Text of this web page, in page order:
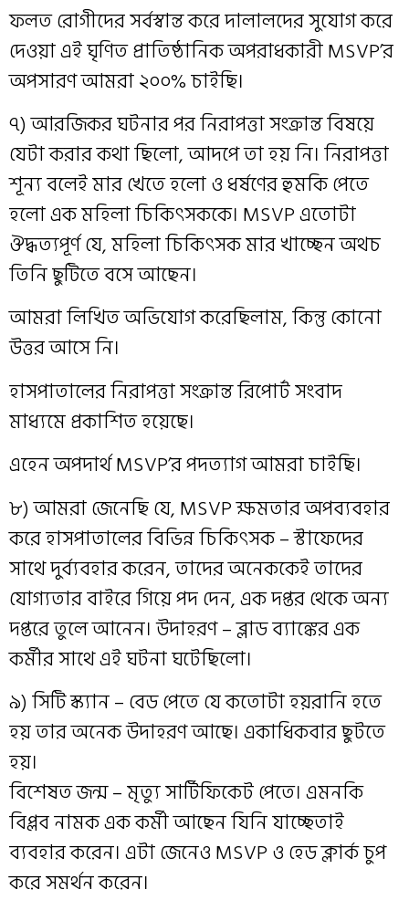
ফলত রোগীদের সর্বস্বান্ত করে দালালদের সুযোগ করে
দেওয়া এই ঘৃণিত প্রাতিষ্ঠানিক অপরাধকারী MSVP’র
অপসারণ আমরা ২০০% চাইছি।
৭) আরজিকর ঘটনার পর নিরাপত্তা সংক্রান্ত বিষয়ে
যেটা করার কথা ছিলো, আদপে তা হয় নি। নিরাপত্তা
শূন্য বলেই মার খেতে হলো ও ধর্ষণের হুমকি পেতে
হলো এক মহিলা চিকিৎসককে। MSVP এতোটা
ঔদ্ধত্যপূর্ণ যে, মহিলা চিকিৎসক মার খাচ্ছেন অথচ
তিনি ছুটিতে বসে আছেন।
আমরা লিখিত অভিযোগ করেছিলাম, কিন্তু কোনো
উত্তর আসে নি।
হাসপাতালের নিরাপত্তা সংক্রান্ত রিপোর্ট সংবাদ
মাধ্যমে প্রকাশিত হয়েছে।
এহেন অপদার্থ MSVP’র পদত্যাগ আমরা চাইছি।
৮) আমরা জেনেছি যে, MSVP ক্ষমতার অপব্যবহার
করে হাসপাতালের বিভিন্ন চিকিৎসক – স্টাফেদের
সাথে দুর্ব্যবহার করেন, তাদের অনেককেই তাদের
যোগ্যতার বাইরে গিয়ে পদ দেন, এক দপ্তর থেকে অন্য
দপ্তরে তুলে আনেন। উদাহরণ – ব্লাড ব্যাঙ্কের এক
কর্মীর সাথে এই ঘটনা ঘটেছিলো।
৯) সিটি স্ক্যান – বেড পেতে যে কতোটা হয়রানি হতে
হয় তার অনেক উদাহরণ আছে। একাধিকবার ছুটতে
হয়।
বিশেষত জন্ম – মৃত্যু সার্টিফিকেট পেতে। এমনকি
বিপ্লব নামক এক কর্মী আছেন যিনি যাচ্ছেতাই
ব্যবহার করেন। এটা জেনেও MSVP ও হেড ক্লার্ক চুপ
করে সমর্থন করেন।